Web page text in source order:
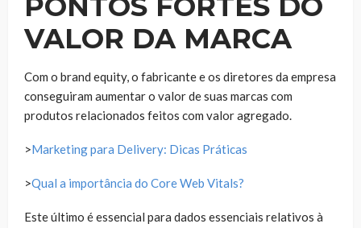
PONTOS FORTES DO
VALOR DA MARCA
Com o brand equity, o fabricante e os diretores da empresa
conseguiram aumentar o valor de suas marcas com
produtos relacionados feitos com valor agregado.
>Marketing para Delivery: Dicas Práticas
>Qual a importância do Core Web Vitals?
Este último é essencial para dados essenciais relativos à